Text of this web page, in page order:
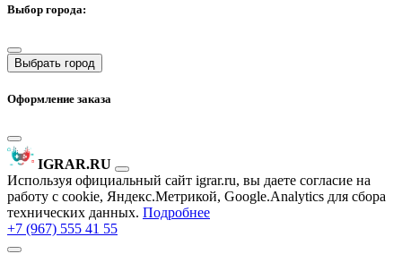
Выбор города:
Выбрать город
Оформление заказа
IGRAR.RU
Используя официальный сайт igrar.ru, вы даете согласие на
работу с cookie, Яндекс.Метрикой, Google.Analytics для сбора
технических данных. Подробнее
+7 (967) 555 41 55